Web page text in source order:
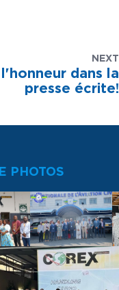
NEXT
dans la
presse écrite!
PHOTOS